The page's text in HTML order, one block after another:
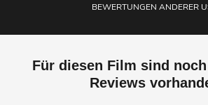
BEWERTUNGEN ANDERER
Für diesen Film sind
Reviews